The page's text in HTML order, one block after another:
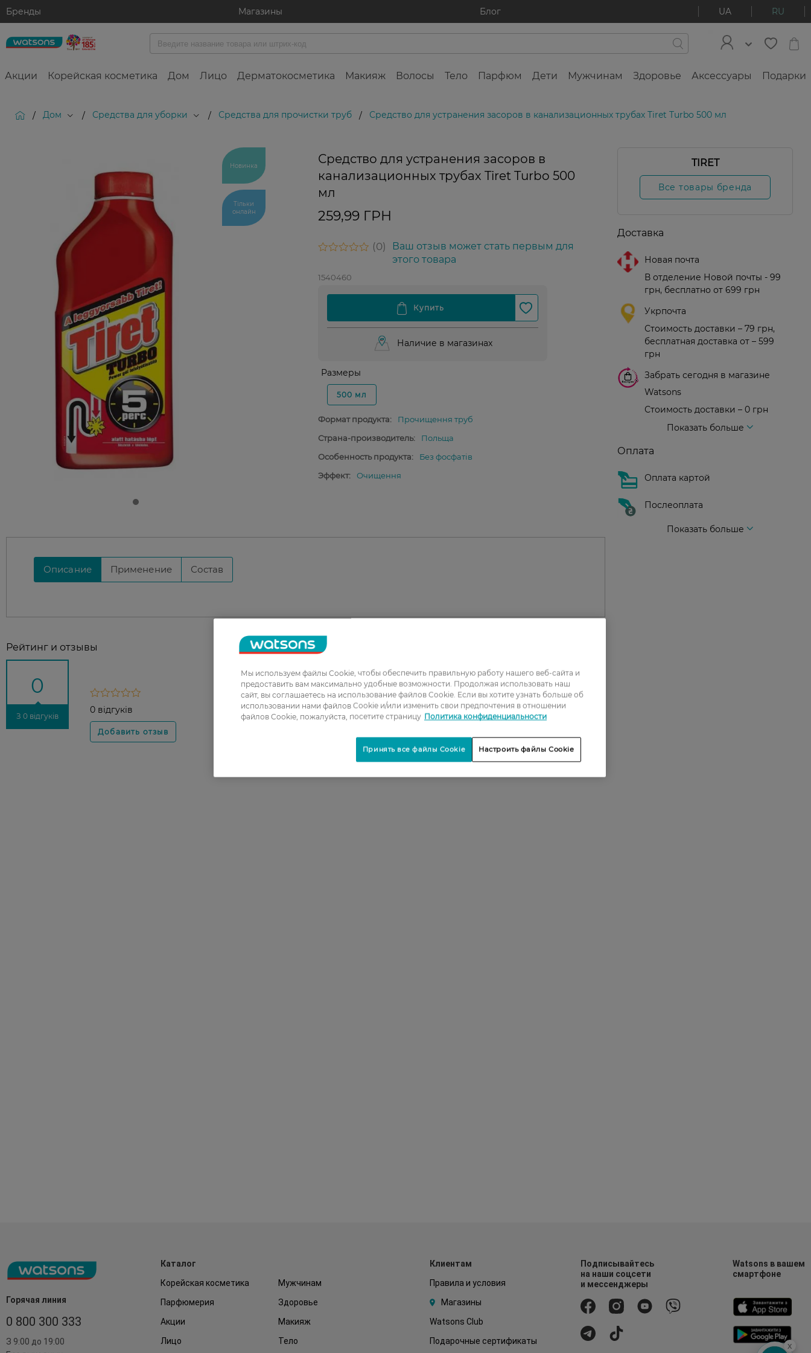
Бренды Магазины Блог UA RU
Акции Корейская косметика Дом Лицо Дерматокосметика Макияж Волосы Тело Парфюм Дети Мужчинам Здоровье Аксессуары Подарки
/ Дом / Средства для уборки / Средства для прочистки труб / Средство для устранения засоров в канализационных трубах Tiret Turbo 500 мл
Новинка
Тільки
онлайн
Средство для устранения засоров в
канализационных трубах Tiret Turbo 500
мл
259,99 ГРН
0
Ваш отзыв может стать первым для
этого товара
1540460
Наличие в магазинах
Размеры
500 мл
Формат продукта:
Прочищення труб
Страна-производитель:
Польща
Особенность продукта:
Без фосфатів
Эффект:
Очищення
Описание Применение Состав
Рейтинг и отзывы
0
З 0 відгуків
0 відгуків
1
2
3
TIRET
Все товары бренда
Доставка
Новая почта
В отделение Новой почты - 99
грн, бесплатно от 699 грн
Укрпочта
Стоимость доставки – 79 грн,
бесплатная доставка от – 599
грн
Забрать сегодня в магазине
Watsons
Стоимость доставки – 0 грн
Показать больше
Оплата
Оплата картой
Послеоплата
Показать больше
Горячая линия
0 800 300 333
З 9:00 до 19:00
Каталог
Корейская косметика
Мужчинам
Парфюмерия
Здоровье
Акции
Макияж
Лицо
Тело
Клиентам
Правила и условия
Магазины
Watsons Club
Подарочные сертификаты
Подписывайтесь
на наши соцсети
и мессенджеры
Watsons в вашем
смартфоне
x
Мы используем файлы Cookie, чтобы обеспечить правильную работу нашего веб-сайта и
предоставить вам максимально удобные возможности. Продолжая использовать наш
сайт, вы соглашаетесь на использование файлов Cookie. Если вы хотите узнать больше об
использовании нами файлов Cookie и/или изменить свои предпочтения в отношении
файлов Cookie, пожалуйста, посетите страницу Политика конфиденциальности
Настроить файлы Cookie
Принять все файлы Cookie